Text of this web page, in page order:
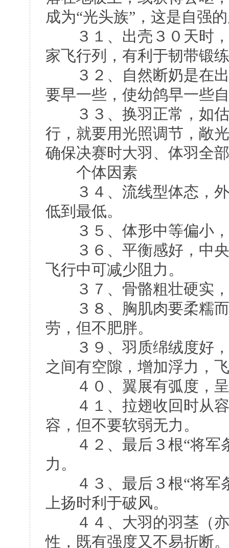
成为“光头族”，这是自强
３１、出壳３０天时，
家飞行列，有利于韧带锻
３２、自然断奶是在出
要早一些，使幼鸽早一些
３３、换羽正常，如估
行，就要用光照调节，敞
确保决赛时大羽、体羽全
个体因素
３４、流线型体态，外
低到最低。
３５、体形中等偏小，
３６、平衡感好，中央
飞行中可减少阻力。
３７、骨骼粗壮硬实，
３８、胸肌肉要柔糯而
劳，但不肥胖。
３９、羽质绵绒度好，
之间有空隙，增加浮力，
４０、翼展有弧度，呈
４１、拉翅收回时从容
容，但不要软弱无力。
４２、最后３根“将军
力。
４３、最后３根“将军
上扬时利于破风。
４４、大羽的羽茎（亦
性，既有强度又不易折断。